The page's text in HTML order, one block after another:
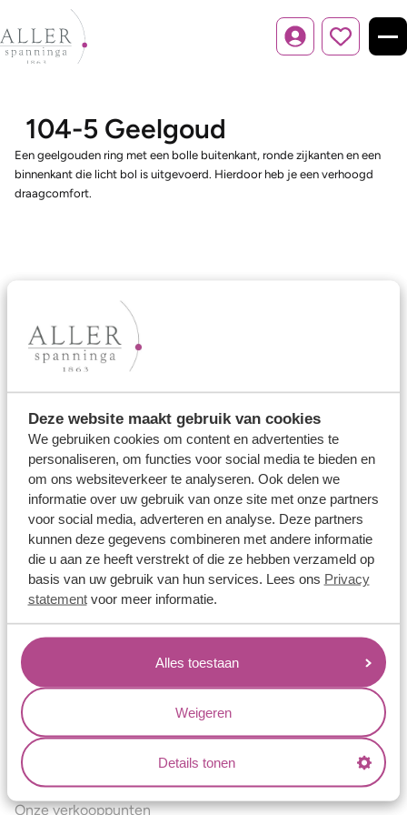
Deze website maakt gebruik van cookies
We gebruiken cookies om content en advertenties te
personaliseren, om functies voor social media te bieden en
om ons websiteverkeer te analyseren. Ook delen we
informatie over uw gebruik van onze site met onze partners
voor social media, adverteren en analyse. Deze partners
kunnen deze gegevens combineren met andere informatie
die u aan ze heeft verstrekt of die ze hebben verzameld op
basis van uw gebruik van hun services. Lees ons Privacy
statementvoor meer informatie.
Alles toestaan
Weigeren
Details tonen
Inloggen
104-5 Geelgoud
Een geelgouden ring met een bolle buitenkant, ronde zijkanten en een
binnenkant die licht bol is uitgevoerd. Hierdoor heb je een verhoogd
draagcomfort.
Ons aanbod
Trouwringen
Verlovingsringen
Vriendschapsringen
Over ons
Aller Spanninga
Historie
Certificaten
Blogs
Jouw voordelen
Conflictvrije Materialen
Oneindig veel mogelijkheden
Kwaliteit
Juweliers & Contact
Onze verkooppunten